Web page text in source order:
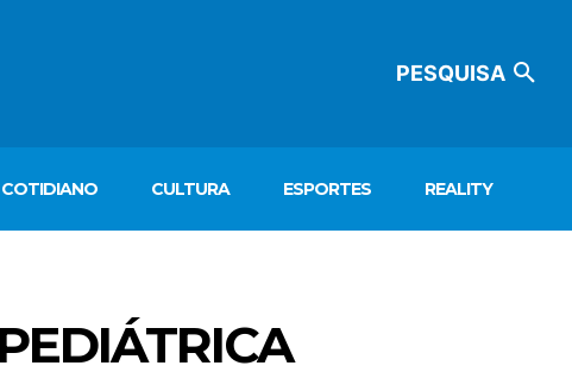
PESQUISA
COTIDIANO CULTURA ESPORTES REALITY